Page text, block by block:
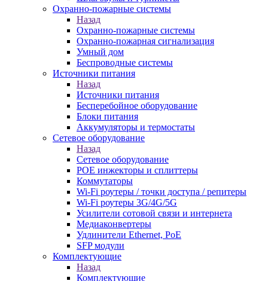
Охранно-пожарные системы
Назад
Охранно-пожарные системы
Охранно-пожарная сигнализация
Умный дом
Беспроводные системы
Источники питания
Назад
Источники питания
Бесперебойное оборудование
Блоки питания
Аккумуляторы и термостаты
Сетевое оборудование
Назад
Сетевое оборудование
POE инжекторы и сплиттеры
Коммутаторы
Wi-Fi роутеры / точки доступа / репитеры
Wi-Fi роутеры 3G/4G/5G
Усилители сотовой связи и интернета
Медиаконвертеры
Удлинители Ethernet, PoE
SFP модули
Комплектующие
Назад
Комплектующие